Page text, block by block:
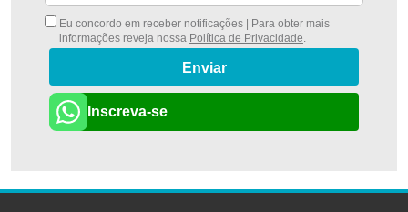
Eu concordo em receber notificações | Para obter mais
informações reveja nossa Política de Privacidade.
Enviar
Inscreva-se